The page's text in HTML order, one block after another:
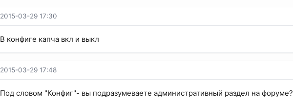
2015-03-29 17:30
В конфиге капча вкл и выкл
2015-03-29 17:48
Под словом "Конфиг"- вы подразумеваете административный раздел на форуме?